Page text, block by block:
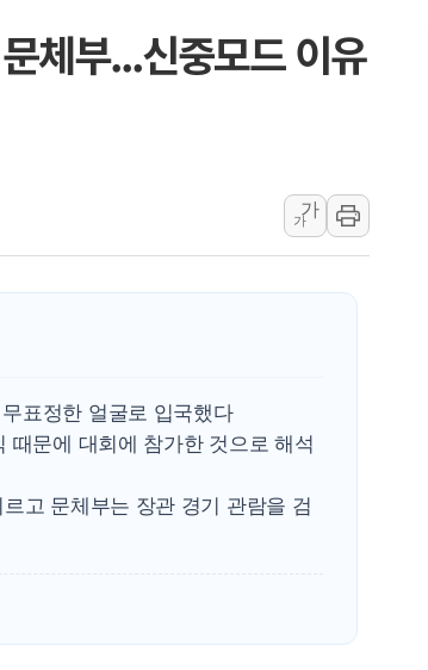
양주 섬유염색공장서 화재 1명 중상…대
김정관 산업부 장관 "주 52시간 손봐야,
해군 1함대 창설 80주년…지역과 함께하
[3보] 북, 원산서 동해로 단거리 탄도미
우크라 드론 전술, 중남미 콜롬비아에 새
동해해경, 독도 해상서 부유물 감긴 어선 구조
주한미군 "오산기지 누출, 백린 아닌 무해
구미 폐염산처리업체서 불 2시간30여분
체부...신중모드 이유
가
가
표정한 얼굴로 입국했다
때문에 대회에 참가한 것으로 해석
고 문체부는 장관 경기 관람을 검